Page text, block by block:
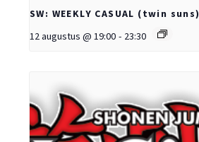
SW: WEEKLY CASUAL (twin suns)
12 augustus @ 19:00 - 23:30